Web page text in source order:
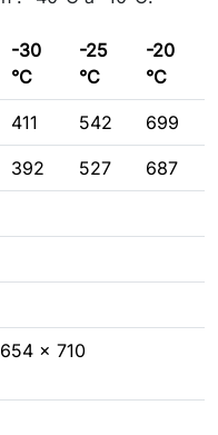
-30
°C
-25
°C
-20
°C
411 542 699
392 527 687
× 710